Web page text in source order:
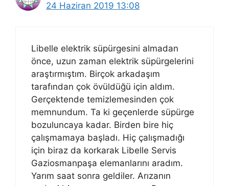
24 Haziran 2019 13:08
Libelle elektrik süpürgesini almadan
önce, uzun zaman elektrik süpürgelerini
araştırmıştım. Birçok arkadaşım
tarafından çok övüldüğü için aldım.
Gerçektende temizlemesinden çok
memnundum. Ta ki geçenlerde süpürge
bozuluncaya kadar. Birden bire hiç
çalışmamaya başladı. Hiç çalışmadığı
için biraz da korkarak Libelle Servis
Gaziosmanpaşa elemanlarını aradım.
Yarım saat sonra geldiler. Arızanın